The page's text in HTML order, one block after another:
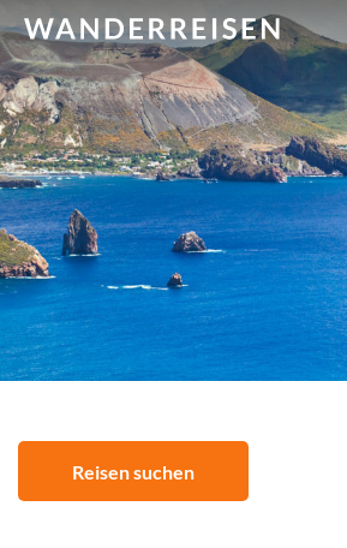
Reisen suchen